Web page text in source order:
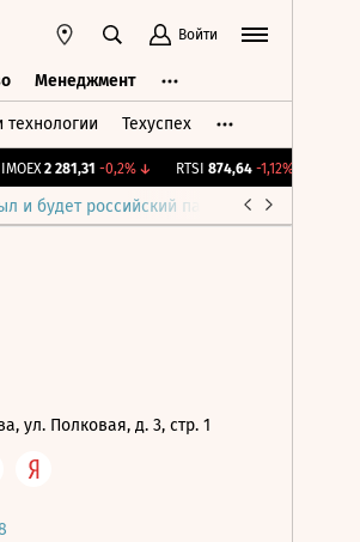
Войти
Менеджмент
Техуспех
IMOEX 2 281,31 -0,2%↓ RTSI 874,64 -1,12%↓
и будет российский парламент
ул. Полковая, д. 3, стр. 1